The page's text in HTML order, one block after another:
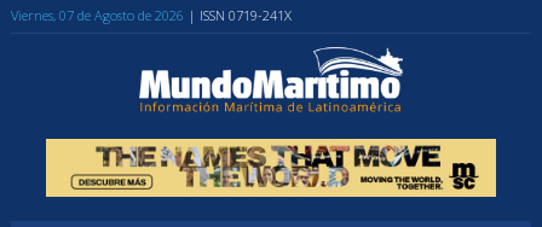
Viernes, 07 de Agosto de 2026 | ISSN 0719-241X